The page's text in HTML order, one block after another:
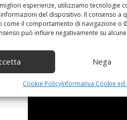
esperienze, utilizziamo tecnologie
del dispositivo. Il consenso a
come il comportamento di navigazione o
può influire negativamente su
Nega
Cookie PolicyInformativa Cookie